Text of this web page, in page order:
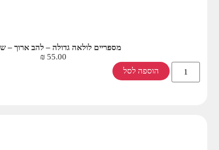
מספריים לולאה גדולה – להב ארוך –
55.00
₪
הוספה לסל